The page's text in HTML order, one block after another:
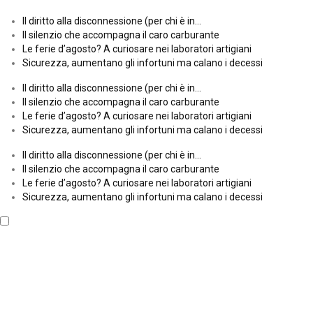
Il diritto alla disconnessione (per chi è in…
Il silenzio che accompagna il caro carburante
Le ferie d’agosto? A curiosare nei laboratori artigiani
Sicurezza, aumentano gli infortuni ma calano i decessi
Il diritto alla disconnessione (per chi è in…
Il silenzio che accompagna il caro carburante
Le ferie d’agosto? A curiosare nei laboratori artigiani
Sicurezza, aumentano gli infortuni ma calano i decessi
Il diritto alla disconnessione (per chi è in…
Il silenzio che accompagna il caro carburante
Le ferie d’agosto? A curiosare nei laboratori artigiani
Sicurezza, aumentano gli infortuni ma calano i decessi